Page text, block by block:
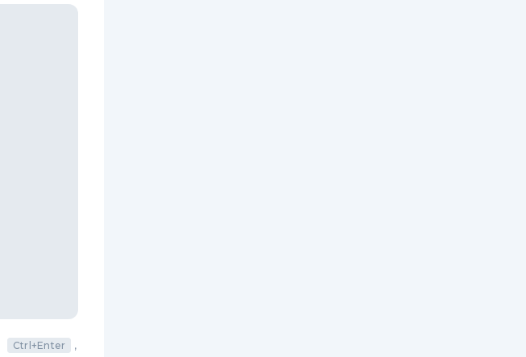
Ctrl+Enter
,